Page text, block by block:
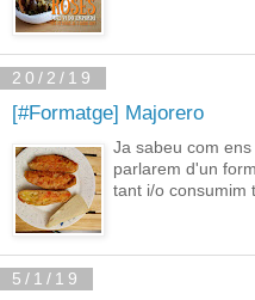
20/2/19
[#Formatge] Majorero
Ja sabeu com
parlarem d'un
tant i/o consumim
5/1/19